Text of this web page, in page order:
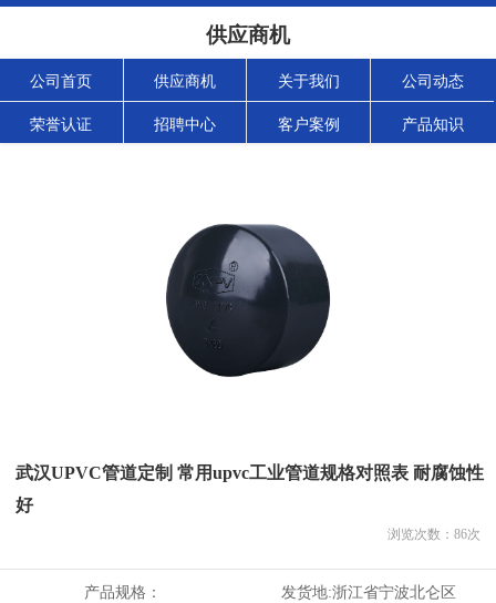
供应商机
公司首页 供应商机 关于我们 公司动态
荣誉认证 招聘中心 客户案例 产品知识
武汉UPVC管道定制 常用upvc工业管道规格对照表 耐腐蚀性
好
浏览次数： 86次
产品规格： 发货地:浙江省宁波北仑区